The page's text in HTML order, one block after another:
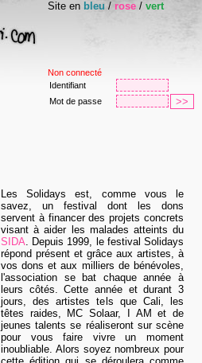
Site en bleu / rose / vert
Non connecté
Identifiant
Mot de passe
Les Solidays est, comme vous le
savez, un festival dont les dons
servent à financer des projets concrets
visant à aider les malades atteints du
SIDA. Depuis 1999, le festival Solidays
répond présent et grâce aux artistes, à
vos dons et aux milliers de bénévoles,
l'association se bat chaque année à
leurs côtés. Cette année et durant 3
jours, des artistes tels que Cali, les
têtes raides, MC Solaar, I AM et de
jeunes talents se réaliseront sur scène
pour vous faire vivre un moment
inoubliable. Alors soyez nombreux pour